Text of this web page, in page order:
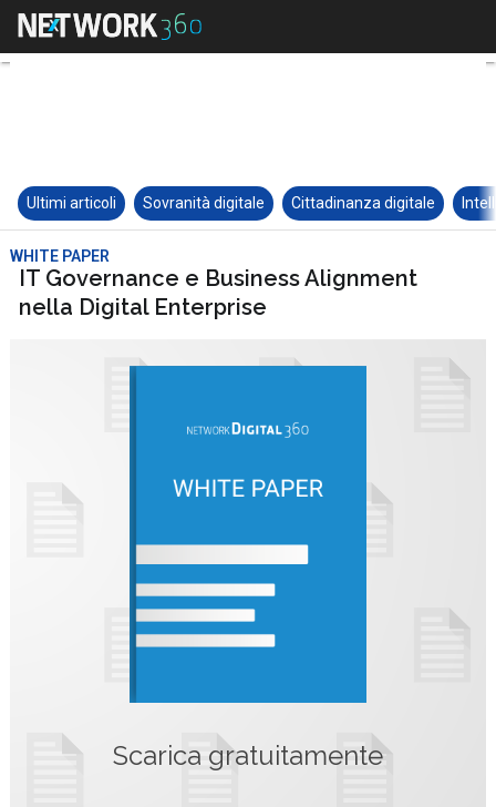
Ultimi articoli Sovranità digitale Cittadinanza digitale
WHITE PAPER
IT Governance e Business Alignment
nella Digital Enterprise
Scarica gratuitamente